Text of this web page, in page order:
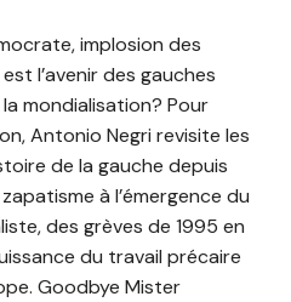
implosion des
l’avenir des gauches
mondialisation? Pour
Antonio Negri revisite les
de la gauche depuis
à l’émergence du
des grèves de 1995 en
du travail précaire
Goodbye Mister